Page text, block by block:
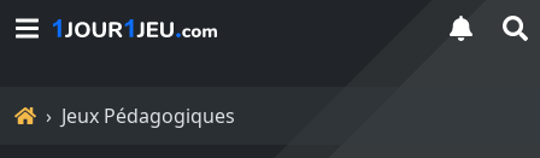
Accueil
Jeux Pédagogiques